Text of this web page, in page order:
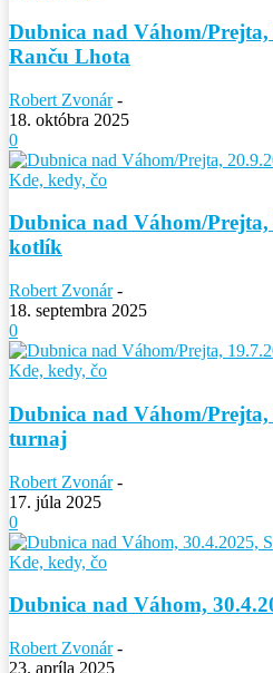
Dubnica nad Váhom/Prejta,
Ranču Lhota
Robert Zvonár -
18. októbra 2025
0
Kde, kedy, čo
Dubnica nad Váhom/
kotlík
Robert Zvonár -
18. septembra 2025
0
Kde, kedy, čo
Dubnica nad Váhom/
turnaj
Robert Zvonár -
17. júla 2025
0
Kde, kedy, čo
Dubnica nad Váhom,
Robert Zvonár -
23. apríla 2025